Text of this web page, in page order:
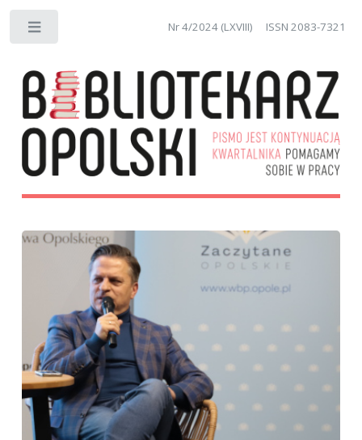
Nr 4/2024 (LXVIII) ISSN 2083-7321